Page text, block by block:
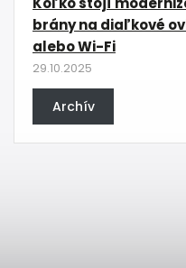
brány na diaľkové
alebo Wi-Fi
29.10.2025
Archív